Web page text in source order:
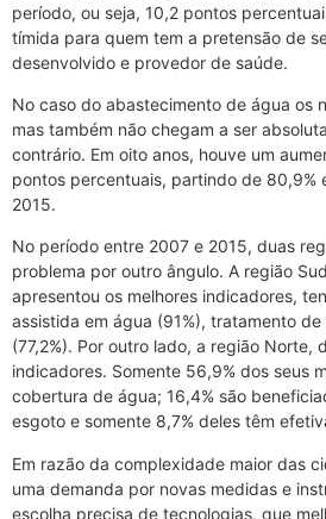
período, ou seja, 10,2 pontos
tímida para quem tem a pretensão de
desenvolvido e provedor de saúde.
No caso do abastecimento de água os
mas também não chegam a ser
contrário. Em oito anos, houve um
pontos percentuais, partindo de 80,9%
2015.
No período entre 2007 e 2015, duas
problema por outro ângulo. A região
apresentou os melhores indicadores,
assistida em água (91%), tratamento
(77,2%). Por outro lado, a região Norte,
indicadores. Somente 56,9% dos seus
cobertura de água; 16,4% são
esgoto e somente 8,7% deles têm
Em razão da complexidade maior das
uma demanda por novas medidas e
escolha precisa de tecnologias, que